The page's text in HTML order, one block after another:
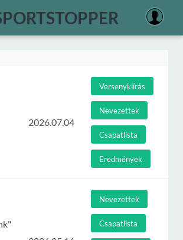
2026.07.04
Versenykiírás
Nevezettek
Csapatlista
Eredmények
Nevezettek
Csapatlista